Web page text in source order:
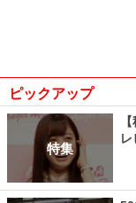
ピックアップ
特集
レ